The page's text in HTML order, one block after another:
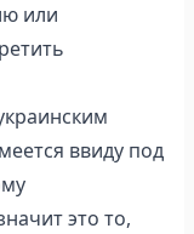
или
ввиду под
это то,